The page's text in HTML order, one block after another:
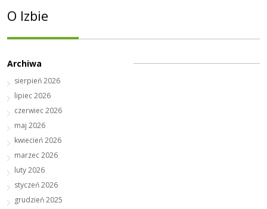
O Izbie
Archiwa
sierpień 2026
lipiec 2026
czerwiec 2026
maj 2026
kwiecień 2026
marzec 2026
luty 2026
styczeń 2026
grudzień 2025